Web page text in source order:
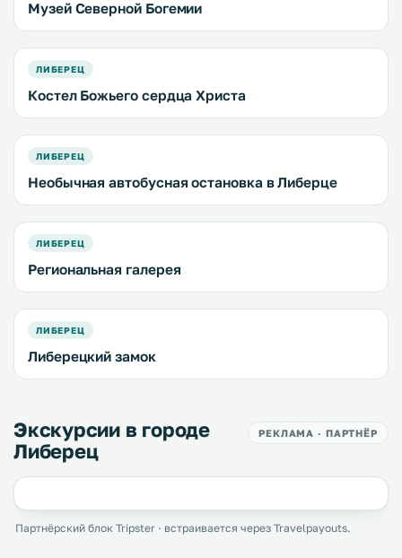
Музей Северной Богемии
ЛИБЕРЕЦ
Костел Божьего сердца Христа
ЛИБЕРЕЦ
Необычная автобусная остановка в Либерце
ЛИБЕРЕЦ
Региональная галерея
ЛИБЕРЕЦ
Либерецкий замок
Экскурсии в городе
Либерец
РЕКЛАМА · ПАРТНЁР
Партнёрский блок Tripster · встраивается через Travelpayouts.